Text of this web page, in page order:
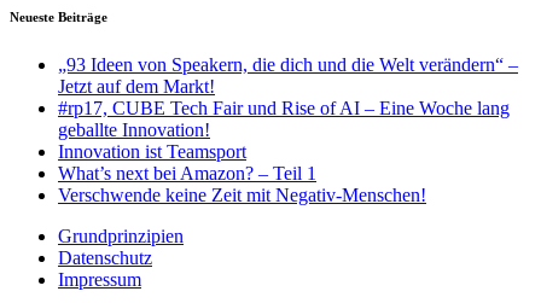
Neueste Beiträge
„93 Ideen von Speakern, die dich und die Welt verändern“ –
Jetzt auf dem Markt!
#rp17, CUBE Tech Fair und Rise of AI – Eine Woche lang
geballte Innovation!
Innovation ist Teamsport
What’s next bei Amazon? – Teil 1
Verschwende keine Zeit mit Negativ-Menschen!
Grundprinzipien
Datenschutz
Impressum